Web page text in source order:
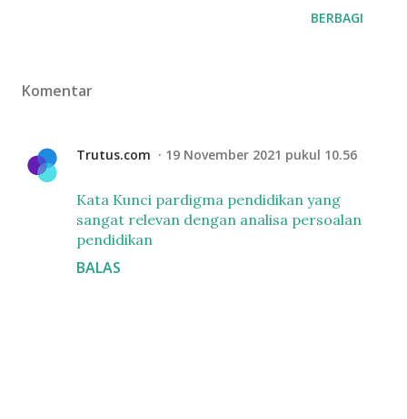
BERBAGI
Komentar
Trutus.com 19 November 2021 pukul 10.56
Kata Kunci pardigma pendidikan yang
sangat relevan dengan analisa persoalan
pendidikan
BALAS